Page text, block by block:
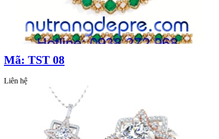
Mã: TST 08
Liên hệ